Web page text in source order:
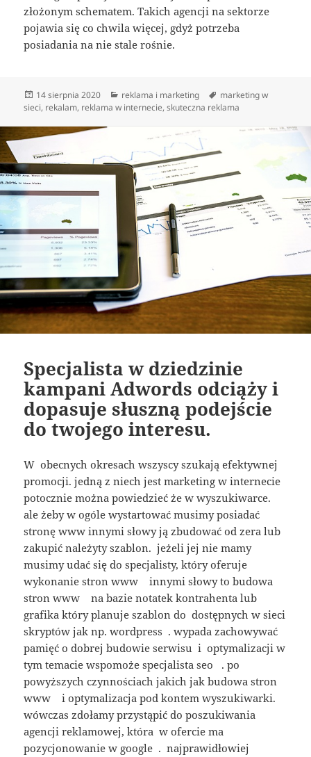
złożonym schematem. Takich agencji na sektorze
pojawia się co chwila więcej, gdyż potrzeba
posiadania na nie stale rośnie.
Data
publikacji
14 sierpnia 2020 Kategorie
reklama i marketing Tagi
marketing w
sieci, rekalam, reklama w internecie,skuteczna reklama
Specjalista w dziedzinie
kampani Adwords odciąży i
dopasuje słuszną podejście
do twojego interesu.
W obecnych okresach wszyscy szukają efektywnej
promocji. jedną z niech jest marketing w internecie
potocznie można powiedzieć że w wyszukiwarce.
ale żeby w ogóle wystartować musimy posiadać
stronę www innymi słowy ją zbudować od zera lub
zakupić należyty szablon. jeżeli jej nie mamy
musimy udać się do specjalisty, który oferuje
wykonanie stron www innymi słowy to budowa
stron www na bazie notatek kontrahenta lub
grafika który planuje szablon do dostępnych w sieci
skryptów jak np. wordpress . wypada zachowywać
pamięć o dobrej budowie serwisu i optymalizacji w
tym temacie wspomoże specjalista seo . po
powyższych czynnościach jakich jak budowa stron
www i optymalizacja pod kontem wyszukiwarki.
wówczas zdołamy przystąpić do poszukiwania
agencji reklamowej, która w ofercie ma
pozycjonowanie w google . najprawidłowiej